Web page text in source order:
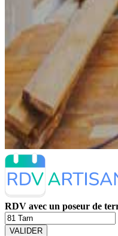
RDV avec un poseur de
VALIDER